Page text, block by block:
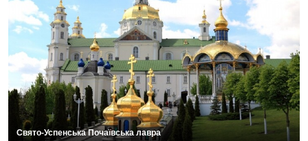
Свято-Успенська Почаївська лавра